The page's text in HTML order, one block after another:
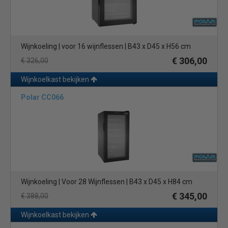
Wijnkoeling | voor 16 wijnflessen | B43 x D45 x H56 cm
€ 326,00
€ 306,00
Wijnkoelkast bekijken
Polar CC066
Wijnkoeling | Voor 28 Wijnflessen | B43 x D45 x H84 cm
€ 388,00
€ 345,00
Wijnkoelkast bekijken